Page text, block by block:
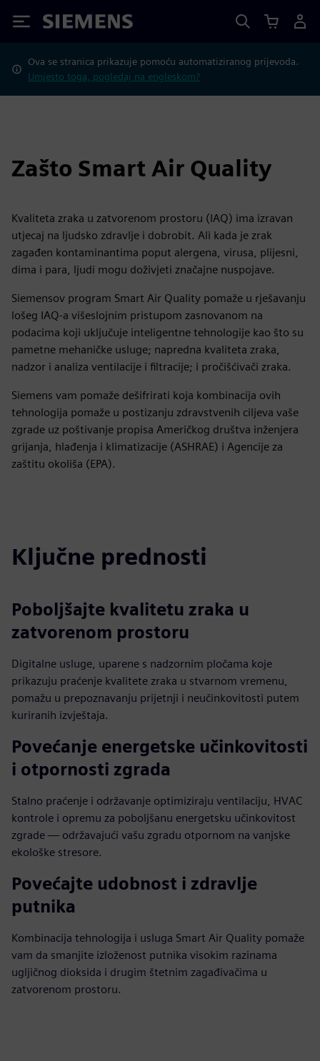
Siemens
Ova se stranica prikazuje pomoću automatiziranog prijevoda.
Umjesto toga, pogledaj na engleskom?
Zašto Smart Air Quality
Kvaliteta zraka u zatvorenom prostoru (IAQ) ima izravan
utjecaj na ljudsko zdravlje i dobrobit. Ali kada je zrak
zagađen kontaminantima poput alergena, virusa, plijesni,
dima i para, ljudi mogu doživjeti značajne nuspojave.
Siemensov program Smart Air Quality pomaže u rješavanju
lošeg IAQ-a višeslojnim pristupom zasnovanom na
podacima koji uključuje inteligentne tehnologije kao što su
pametne mehaničke usluge; napredna kvaliteta zraka,
nadzor i analiza ventilacije i filtracije; i pročišćivači zraka.
Siemens vam pomaže dešifrirati koja kombinacija ovih
tehnologija pomaže u postizanju zdravstvenih ciljeva vaše
zgrade uz poštivanje propisa Američkog društva inženjera
grijanja, hlađenja i klimatizacije (ASHRAE) i Agencije za
zaštitu okoliša (EPA).
Ključne prednosti
Poboljšajte kvalitetu zraka u
zatvorenom prostoru
Digitalne usluge, uparene s nadzornim pločama koje
prikazuju praćenje kvalitete zraka u stvarnom vremenu,
pomažu u prepoznavanju prijetnji i neučinkovitosti putem
kuriranih izvještaja.
Povećanje energetske učinkovitosti
i otpornosti zgrada
Stalno praćenje i održavanje optimiziraju ventilaciju, HVAC
kontrole i opremu za poboljšanu energetsku učinkovitost
zgrade — održavajući vašu zgradu otpornom na vanjske
ekološke stresore.
Povećajte udobnost i zdravlje
putnika
Kombinacija tehnologija i usluga Smart Air Quality pomaže
vam da smanjite izloženost putnika visokim razinama
ugljičnog dioksida i drugim štetnim zagađivačima u
zatvorenom prostoru.